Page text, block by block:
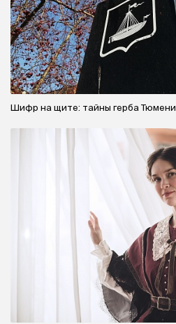
Шифр на щите: тайны герба Тюмени